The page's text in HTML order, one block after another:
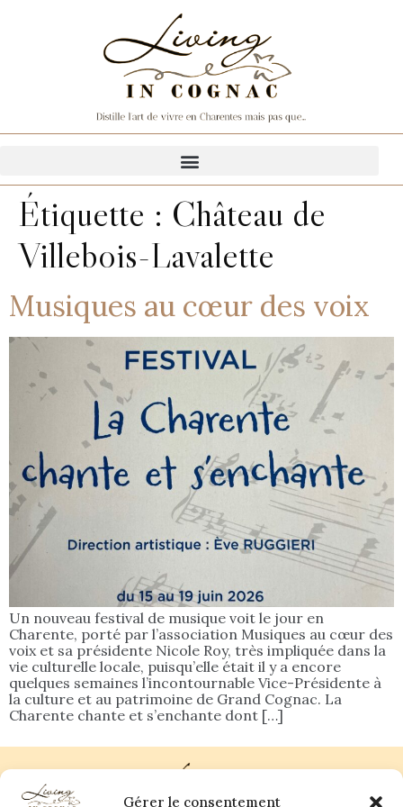
Gérer le consentement
Étiquette : Château de
Villebois-Lavalette
Musiques au cœur des voix
Un nouveau festival de musique voit le jour en
Charente, porté par l’association Musiques au cœur des
voix et sa présidente Nicole Roy, très impliquée dans la
vie culturelle locale, puisqu’elle était il y a encore
quelques semaines l’incontournable Vice-Présidente à
la culture et au patrimoine de Grand Cognac. La
Charente chante et s’enchante dont […]